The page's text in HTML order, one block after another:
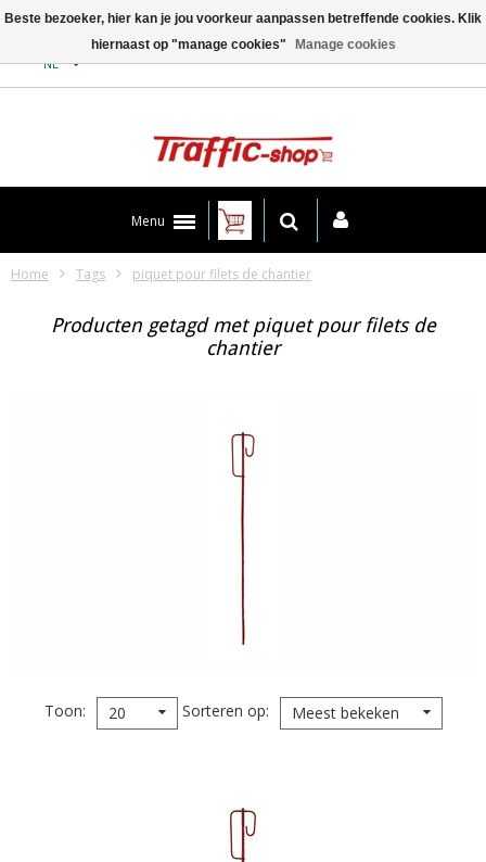
NL
Menu
Home Tags piquet pour filets de chantier
Producten getagd met piquet pour filets de
chantier
Toon 20 Sorteren op Meest bekeken
Beste bezoeker, hier kan je jou voorkeur aanpassen betreffende cookies. Klik
hiernaast op "manage cookies"
Manage cookies